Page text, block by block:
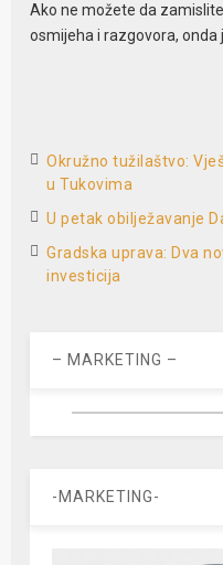
Ako ne možete da
osmijeha i razgovora, onda
Okružno tužilaštvo:
u Tukovima
U petak obilježavanje
Gradska uprava: Dva
investicija
– MARKETING –
-MARKETING-